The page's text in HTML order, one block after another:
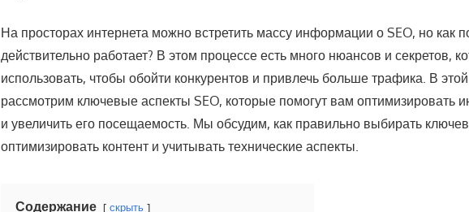
На просторах интернета можно встретить массу информации о SEO, но как
действительно работает? В этом процессе есть много нюансов и секретов,
использовать, чтобы обойти конкурентов и привлечь больше трафика. В
рассмотрим ключевые аспекты SEO, которые помогут вам оптимизировать
и увеличить его посещаемость. Мы обсудим, как правильно выбирать
оптимизировать контент и учитывать технические аспекты.
Содержание скрыть